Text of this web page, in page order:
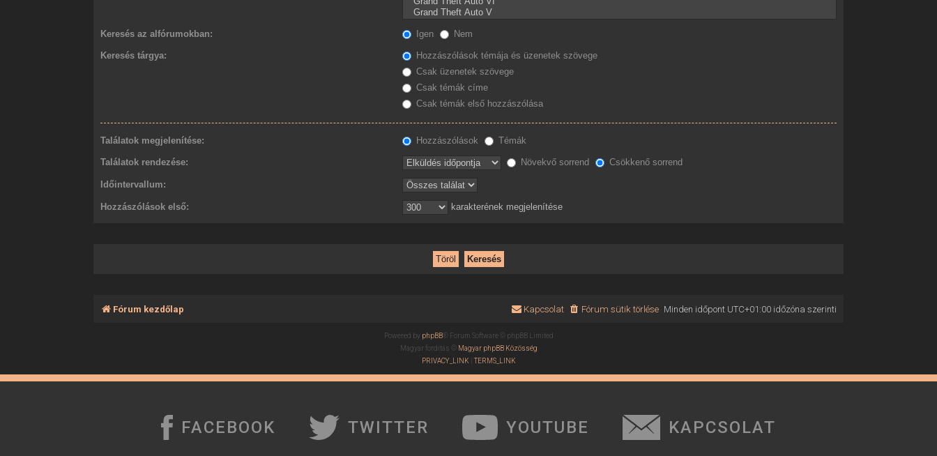
Keresés az alfórumokban: Igen Nem
Keresés tárgya:
Hozzászólások témája és üzenetek szövege
Csak üzenetek szövege
Csak témák címe
Csak témák első hozzászólása
Találatok megjelenítése: Hozzászólások Témák
Találatok rendezése: Növekvő sorrend Csökkenő sorrend
Időintervallum:
Hozzászólások első: karakterének megjelenítése
Fórum kezdőlap Minden időpont UTC+01:00időzóna szerinti
Fórum sütik törlése
Kapcsolat
Powered by phpBB® Forum Software © phpBB Limited
Magyar fordítás ©
Magyar phpBB Közösség
PRIVACY_LINK| TERMS_LINK
FACEBOOK TWITTER YOUTUBE KAPCSOLAT